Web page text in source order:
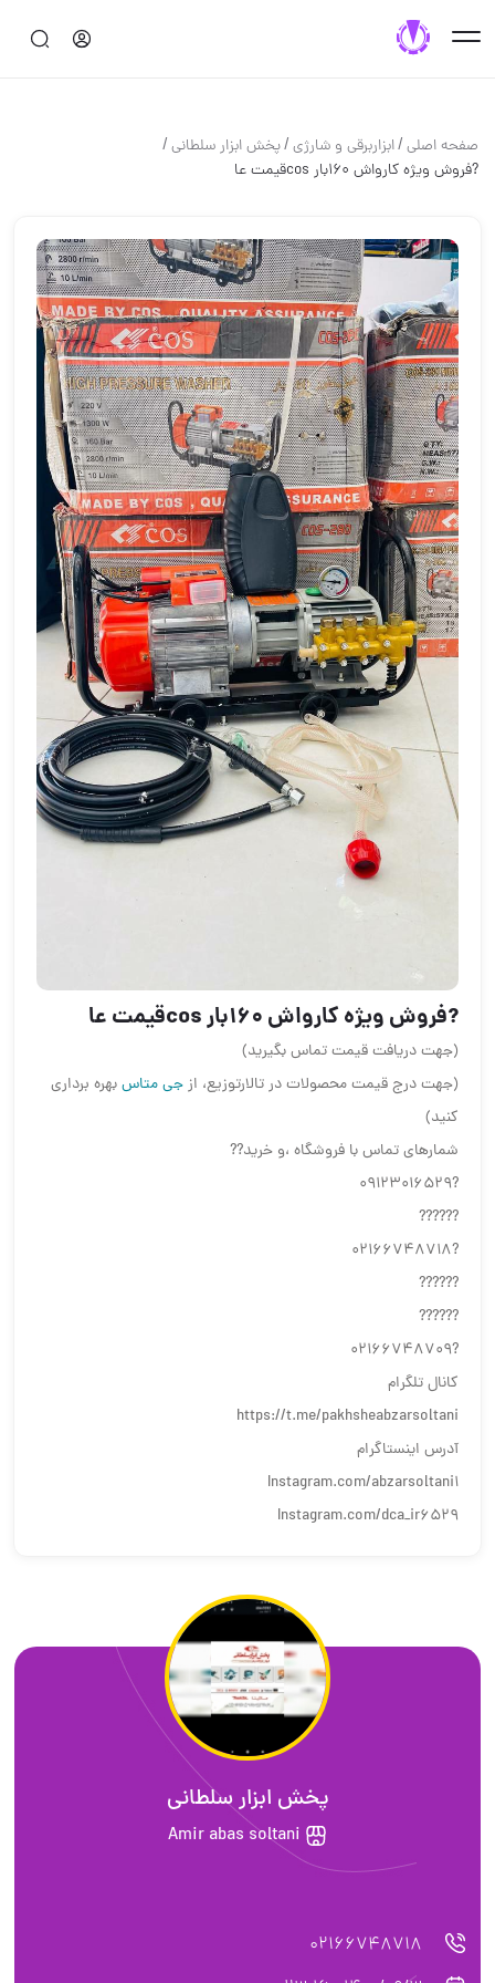
صفحه اصلی/ابزاربرقی و شارژی/پخش ابزار سلطانی/
?فروش ویژه کارواش 160بار cosقیمت عا
?فروش ویژه کارواش 160بار cosقیمت عا
(جهت دریافت قیمت تماس بگیرید)
(جهت درج قیمت محصولات در تالارتوزیع، ازجی متاسبهره برداری
کنید)
شمارهای تماس با فروشگاه ،و خرید??
?09123016529
??????
?02166748718
??????
??????
?02166748709
کانال تلگرام
https://t.me/pakhsheabzarsoltani
آدرس اینستاگرام
Instagram.com/abzarsoltani1
Instagram.com/dca_ir6529
پخش ابزار سلطانی
Amir abas soltani
02166748718